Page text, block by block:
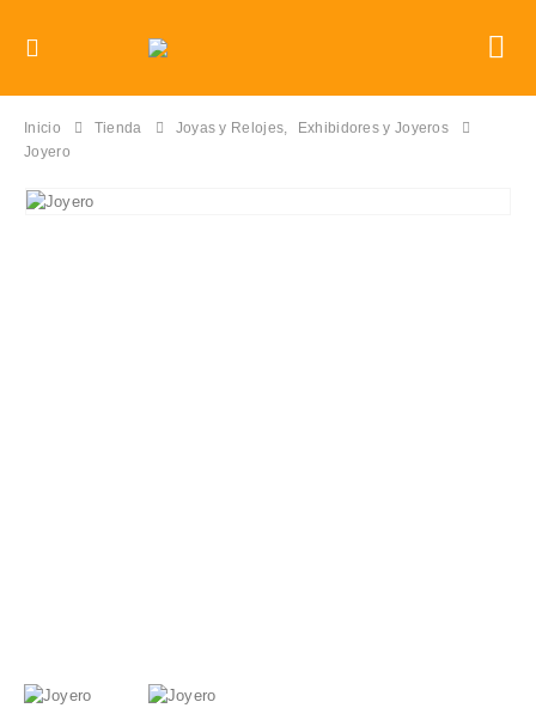
Inicio Tienda Joyas y Relojes,
Exhibidores y Joyeros
Joyero